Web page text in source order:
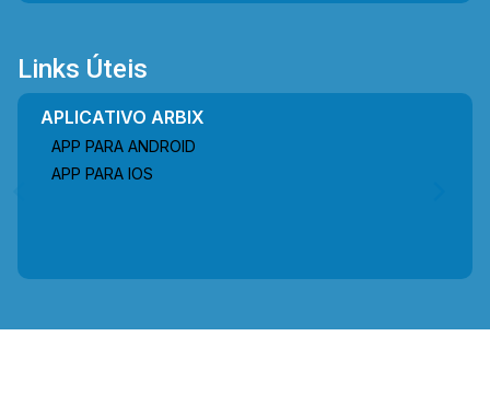
Links Úteis
APLICATIVO ARBIX
APP PARA ANDROID
APP PARA IOS